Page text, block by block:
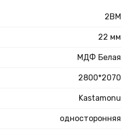
2BM
22 мм
МДФ Белая
2800*2070
Kastamonu
односторонняя